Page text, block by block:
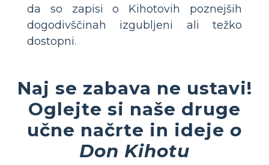
da so zapisi o Kihotovih poznejših
dogodivščinah izgubljeni ali težko
dostopni.
Naj se zabava ne ustavi!
Oglejte si naše druge
učne načrte in ideje o
Don Kihotu